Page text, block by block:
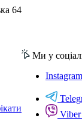
64
Ми у
Instagram
Viber